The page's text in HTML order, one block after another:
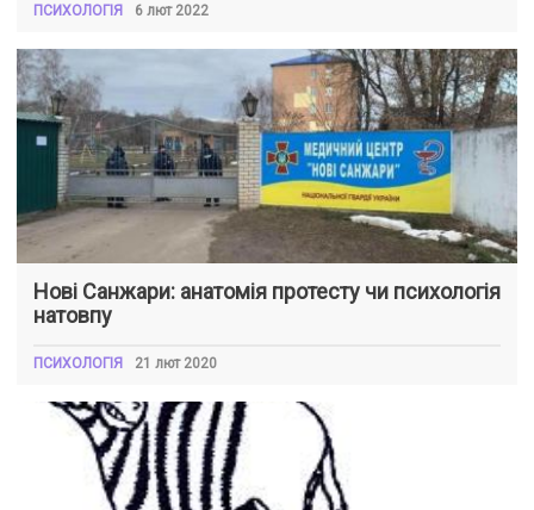
ПСИХОЛОГІЯ 6 лют 2022
Нові Санжари: анатомія протесту чи психологія
натовпу
ПСИХОЛОГІЯ 21 лют 2020